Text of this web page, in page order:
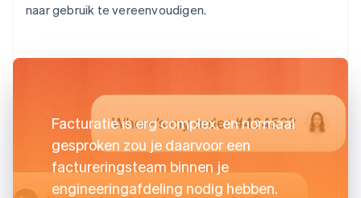
naar gebruik te vereenvoudigen.
Facturatie is erg complex, en normaal
gesproken zou je daarvoor een
factureringsteam binnen je
engineeringafdeling nodig hebben.